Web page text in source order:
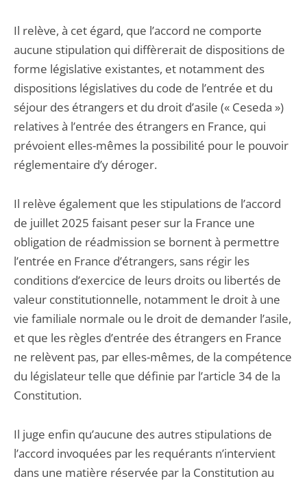
Il relève, à cet égard, que l’accord ne comporte
aucune stipulation qui diffèrerait de dispositions de
forme législative existantes, et notamment des
dispositions législatives du code de l’entrée et du
séjour des étrangers et du droit d’asile (« Ceseda »)
relatives à l’entrée des étrangers en France, qui
prévoient elles-mêmes la possibilité pour le pouvoir
réglementaire d’y déroger.
Il relève également que les stipulations de l’accord
de juillet 2025 faisant peser sur la France une
obligation de réadmission se bornent à permettre
l’entrée en France d’étrangers, sans régir les
conditions d’exercice de leurs droits ou libertés de
valeur constitutionnelle, notamment le droit à une
vie familiale normale ou le droit de demander l’asile,
et que les règles d’entrée des étrangers en France
ne relèvent pas, par elles-mêmes, de la compétence
du législateur telle que définie par l’article 34 de la
Constitution.
Il juge enfin qu’aucune des autres stipulations de
l’accord invoquées par les requérants n’intervient
dans une matière réservée par la Constitution au